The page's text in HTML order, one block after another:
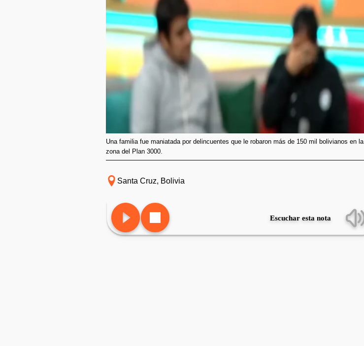
Una familia fue maniatada por delincuentes que le robaron más de 150 mil bolivianos en la
zona del Plan 3000.
Santa Cruz, Bolivia
Escuchar esta nota